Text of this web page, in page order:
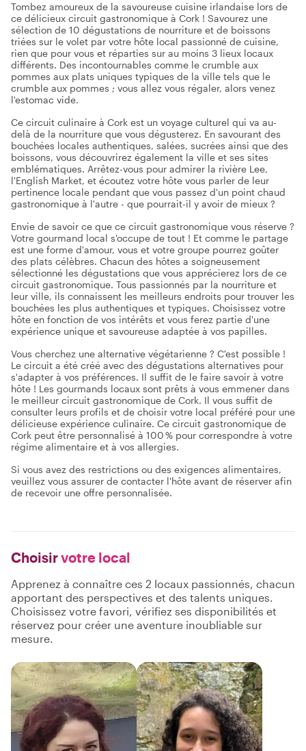
Tombez amoureux de la savoureuse cuisine irlandaise lors de
ce délicieux circuit gastronomique à Cork ! Savourez une
sélection de 10 dégustations de nourriture et de boissons
triées sur le volet par votre hôte local passionné de cuisine,
rien que pour vous et réparties sur au moins 3 lieux locaux
différents. Des incontournables comme le crumble aux
pommes aux plats uniques typiques de la ville tels que le
crumble aux pommes ; vous allez vous régaler, alors venez
l'estomac vide.
Ce circuit culinaire à Cork est un voyage culturel qui va au-
delà de la nourriture que vous dégusterez. En savourant des
bouchées locales authentiques, salées, sucrées ainsi que des
boissons, vous découvrirez également la ville et ses sites
emblématiques. Arrêtez-vous pour admirer la rivière Lee,
l'English Market, et écoutez votre hôte vous parler de leur
pertinence locale pendant que vous passez d'un point chaud
gastronomique à l'autre - que pourrait-il y avoir de mieux ?
Envie de savoir ce que ce circuit gastronomique vous réserve ?
Votre gourmand local s'occupe de tout ! Et comme le partage
est une forme d'amour, vous et votre groupe pourrez goûter
des plats célèbres. Chacun des hôtes a soigneusement
sélectionné les dégustations que vous apprécierez lors de ce
circuit gastronomique. Tous passionnés par la nourriture et
leur ville, ils connaissent les meilleurs endroits pour trouver les
bouchées les plus authentiques et typiques. Choisissez votre
hôte en fonction de vos intérêts et vous ferez partie d'une
expérience unique et savoureuse adaptée à vos papilles.
Vous cherchez une alternative végétarienne ? C'est possible !
Le circuit a été créé avec des dégustations alternatives pour
s'adapter à vos préférences. Il suffit de le faire savoir à votre
hôte ! Les gourmands locaux sont prêts à vous emmener dans
le meilleur circuit gastronomique de Cork. Il vous suffit de
consulter leurs profils et de choisir votre local préféré pour une
délicieuse expérience culinaire. Ce circuit gastronomique de
Cork peut être personnalisé à 100 % pour correspondre à votre
régime alimentaire et à vos allergies.
Si vous avez des restrictions ou des exigences alimentaires,
veuillez vous assurer de contacter l'hôte avant de réserver afin
de recevoir une offre personnalisée.
Choisirvotre local
Apprenez à connaître ces 2 locaux passionnés, chacun
apportant des perspectives et des talents uniques.
Choisissez votre favori, vérifiez ses disponibilités et
réservez pour créer une aventure inoubliable sur
mesure.